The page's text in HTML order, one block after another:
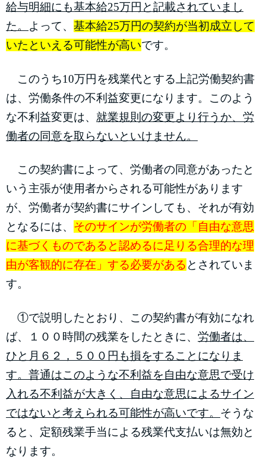
給与明細にも基本給25万円と記載されていまし
た。 よって、 基本給25万円の契約が当初成立して
いたといえる可能性が高いです。
このうち10万円を残業代とする上記労働契約書
は、労働条件の不利益変更になります。このよう
な不利益変更は、 就業規則の変更より行うか、労
働者の同意を取らないといけません。
この契約書によって、労働者の同意があったと
いう主張が使用者からされる可能性があります
が、労働者が契約書にサインしても、それが有効
となるには、 そのサインが労働者の「自由な意思
に基づくものであると認めるに足りる合理的な理
由が客観的に存在」する必要がある とされていま
す。
①で説明したとおり、この契約書が有効になれ
ば、１００時間の残業をしたときに、 労働者は、
ひと月６２，５００円も損をすることになりま
す。普通はこのような不利益を自由な意思で受け
入れる不利益が大きく、自由な意思によるサイン
ではないと考えられる可能性が高いです。 そうな
ると、定額残業手当による残業代支払いは無効と
なります。